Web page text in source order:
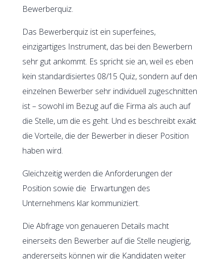
Bewerberquiz.
Das Bewerberquiz ist ein superfeines,
einzigartiges Instrument, das bei den Bewerbern
sehr gut ankommt. Es spricht sie an, weil es eben
kein standardisiertes 08/15 Quiz, sondern auf den
einzelnen Bewerber sehr individuell zugeschnitten
ist – sowohl im Bezug auf die Firma als auch auf
die Stelle, um die es geht. Und es beschreibt exakt
die Vorteile, die der Bewerber in dieser Position
haben wird.
Gleichzeitig werden die Anforderungen der
Position sowie die Erwartungen des
Unternehmens klar kommuniziert.
Die Abfrage von genaueren Details macht
einerseits den Bewerber auf die Stelle neugierig,
andererseits können wir die Kandidaten weiter